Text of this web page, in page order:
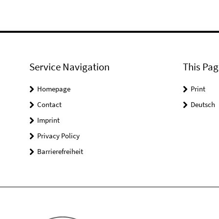
Service Navigation
Homepage
Contact
Imprint
Privacy Policy
Barrierefreiheit
This
Print
Deutsch